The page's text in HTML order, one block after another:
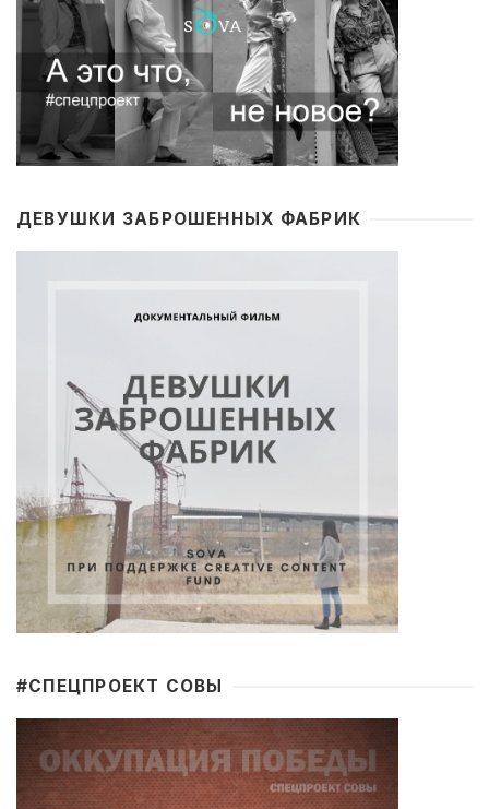
ДЕВУШКИ ЗАБРОШЕННЫХ ФАБРИК
#CПЕЦПРОЕКТ СОВЫ